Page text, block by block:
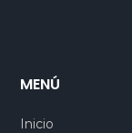
MENÚ
Inicio